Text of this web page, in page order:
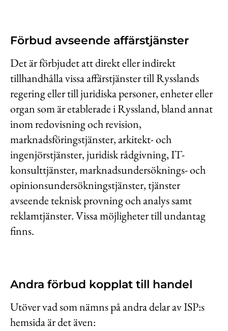
Förbud avseende affärstjänster
Det är förbjudet att direkt eller indirekt
tillhandhålla vissa affärstjänster till Rysslands
regering eller till juridiska personer, enheter eller
organ som är etablerade i Ryssland, bland annat
inom redovisning och revision,
marknadsföringstjänster, arkitekt- och
ingenjörstjänster, juridisk rådgivning, IT-
konsulttjänster, marknadsundersöknings- och
opinionsundersökningstjänster, tjänster
avseende teknisk provning och analys samt
reklamtjänster. Vissa möjligheter till undantag
finns.
Andra förbud kopplat till handel
Utöver vad som nämns på andra delar av ISP:s
hemsida är det även: